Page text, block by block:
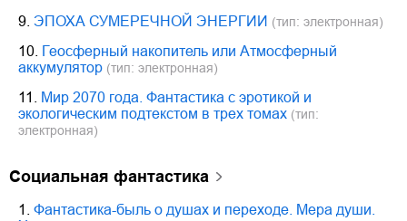
9. ЭПОХА СУМЕРЕЧНОЙ ЭНЕРГИИ (тип: электронная)
10. Геосферный накопитель или Атмосферный
аккумулятор (тип: электронная)
11.
Мир 2070 года. Фантастика с эротикой и
экологическим подтекстом в трех томах (тип:
электронная)
социальная фантастика
1. Фантастика-быль о душах и переходе. Мера души.